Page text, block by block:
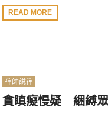
READ MORE
禪師說禪
貪瞋癡慢疑 綑縛